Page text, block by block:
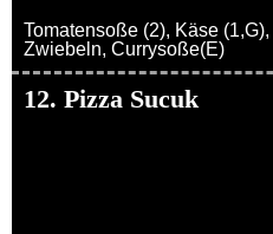
Tomatensoße (2), Käse
Zwiebeln, Currysoße(E)
12. Pizza Sucuk